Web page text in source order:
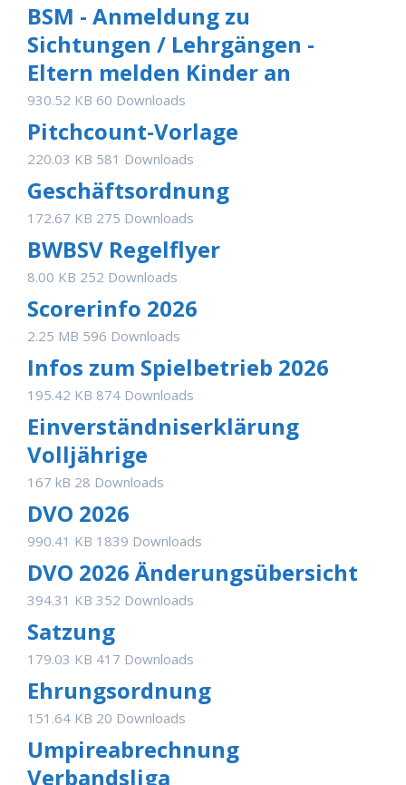
BSM - Anmeldung zu
Sichtungen / Lehrgängen -
Eltern melden Kinder an
930.52 KB 60 Downloads
Pitchcount-Vorlage
220.03 KB 581 Downloads
Geschäftsordnung
172.67 KB 275 Downloads
BWBSV Regelflyer
8.00 KB 252 Downloads
Scorerinfo 2026
2.25 MB 596 Downloads
Infos zum Spielbetrieb 2026
195.42 KB 874 Downloads
Einverständniserklärung
Volljährige
167 kB 28 Downloads
DVO 2026
990.41 KB 1839 Downloads
DVO 2026 Änderungsübersicht
394.31 KB 352 Downloads
Satzung
179.03 KB 417 Downloads
Ehrungsordnung
151.64 KB 20 Downloads
Umpireabrechnung
Verbandsliga